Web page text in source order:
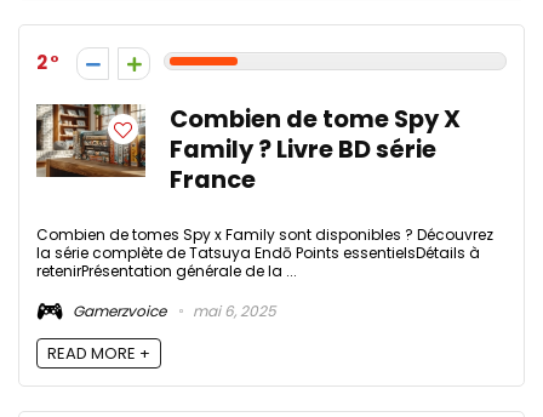
2
Combien de tome Spy X
Family ? Livre BD série
France
Combien de tomes Spy x Family sont disponibles ? Découvrez
la série complète de Tatsuya Endō Points essentielsDétails à
retenirPrésentation générale de la ...
Gamerzvoice
mai 6, 2025
READ MORE +